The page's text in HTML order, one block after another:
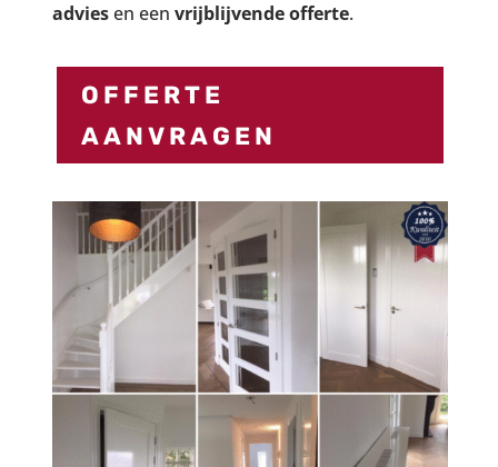
adviesen een vrijblijvende offerte.
OFFERTE
AANVRAGEN